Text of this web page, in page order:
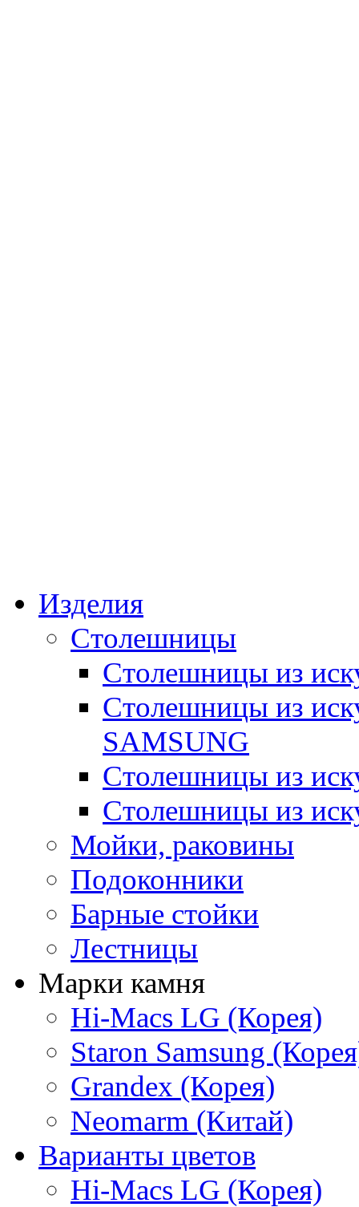
Изделия
Столешницы
Столешницы из
Столешницы из
SAMSUNG
Столешницы из
Столешницы из
Мойки, раковины
Подоконники
Барные стойки
Лестницы
Марки камня
Hi-Macs LG (Корея)
Staron Samsung
Grandex (Корея)
Neomarm (Китай)
Варианты цветов
Hi-Macs LG (Корея)